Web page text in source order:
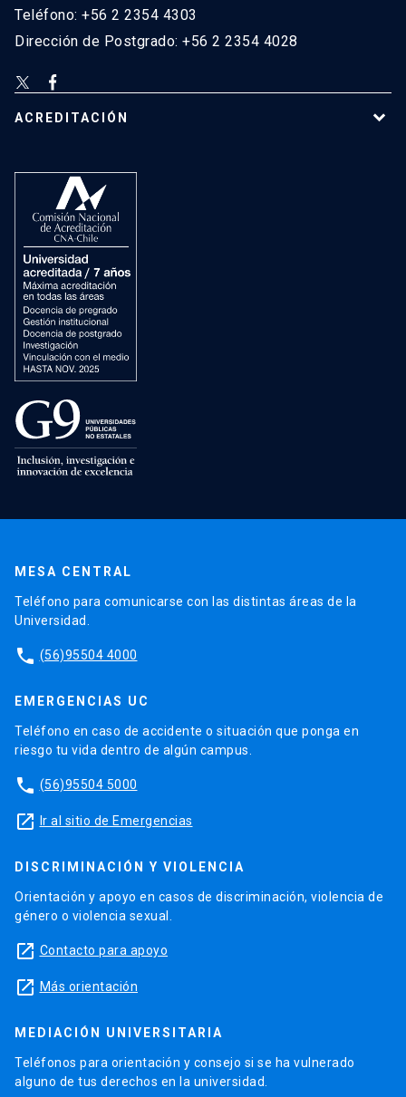
Teléfono: +56 2 2354 4303
Dirección de Postgrado: +56 2 2354 4028
ACREDITACIÓN
MESA CENTRAL
Teléfono para comunicarse con las distintas áreas de la
Universidad.
phone (56)95504 4000
EMERGENCIAS UC
Teléfono en caso de accidente o situación que ponga en
riesgo tu vida dentro de algún campus.
phone (56)95504 5000
launch Ir al sitio de Emergencias
DISCRIMINACIÓN Y VIOLENCIA
Orientación y apoyo en casos de discriminación, violencia de
género o violencia sexual.
launch Contacto para apoyo
launch Más orientación
MEDIACIÓN UNIVERSITARIA
Teléfonos para orientación y consejo si se ha vulnerado
alguno de tus derechos en la universidad.